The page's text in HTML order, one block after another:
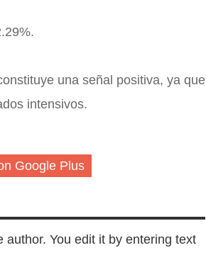
una señal positiva, ya que
intensivos.
Google Plus
You edit it by entering text